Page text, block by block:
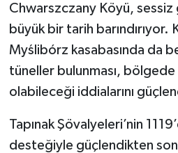
Chwarszczany Köyü, sessiz
büyük bir tarih
Myślibórz kasabasında da
tüneller bulunması, bölgede
olabileceği iddialarını
Tapınak Şövalyeleri’nin
desteğiyle güçlendikten